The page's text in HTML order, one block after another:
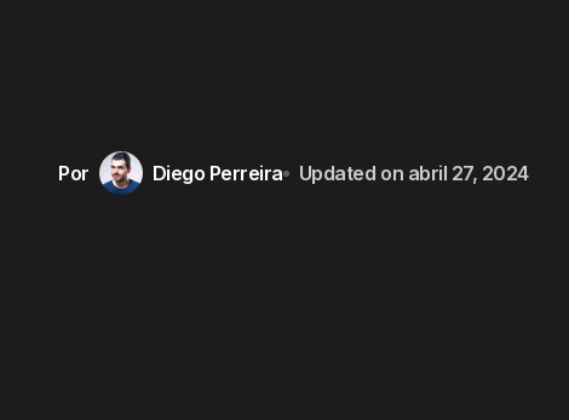
Por Diego Perreira Updated on abril 27, 2024